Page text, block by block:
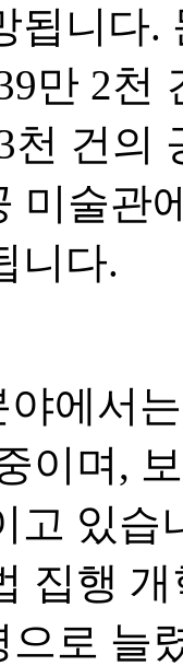
됩니다.
만 2천
천 건
미술관
니다.
에서
이며,
고 있습
집행
으로 늘